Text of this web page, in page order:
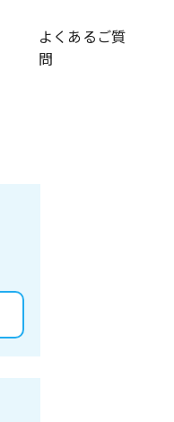
よくあるご質
問